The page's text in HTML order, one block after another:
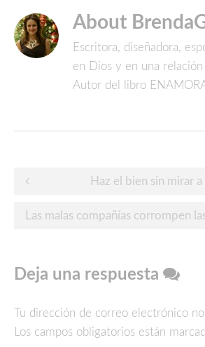
About
Escritora, diseñadora,
en Dios y en una
Autor del libro
Post
navigation
Haz el bien sin mirar
Deja una respuesta
Tu dirección de correo electrónico
Los campos obligatorios están